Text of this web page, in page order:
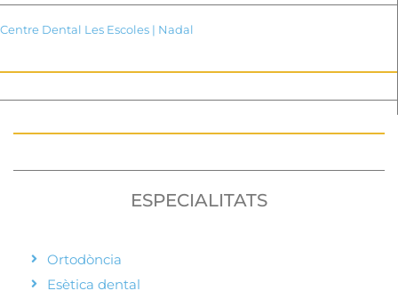
Centre Dental Les Escoles | Nadal
ESPECIALITATS
Ortodòncia
Esètica dental